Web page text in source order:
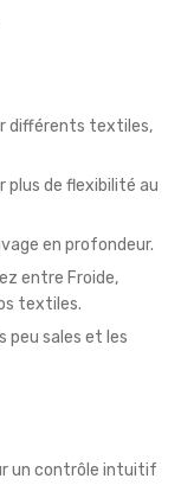
différents textiles,
plus de flexibilité au
en profondeur.
entre Froide,
textiles.
peu sales et les
un contrôle intuitif